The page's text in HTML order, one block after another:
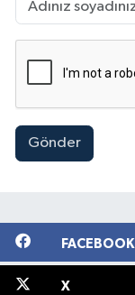
Gönder
FACEBOOK
X